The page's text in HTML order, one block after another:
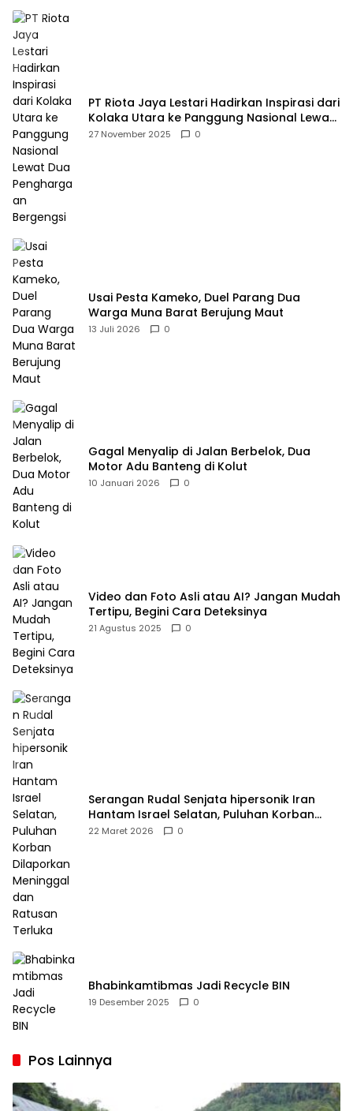
PT Riota Jaya Lestari Hadirkan Inspirasi dari
Kolaka Utara ke Panggung Nasional Lewat
Dua Penghargaan Bergengsi
27 November 2025 0
Usai Pesta Kameko, Duel Parang Dua
Warga Muna Barat Berujung Maut
13 Juli 2026 0
Gagal Menyalip di Jalan Berbelok, Dua
Motor Adu Banteng di Kolut
10 Januari 2026 0
Video dan Foto Asli atau AI? Jangan Mudah
Tertipu, Begini Cara Deteksinya
21 Agustus 2025 0
Serangan Rudal Senjata hipersonik Iran
Hantam Israel Selatan, Puluhan Korban
Dilaporkan Meninggal dan Ratusan Terluka
22 Maret 2026 0
Bhabinkamtibmas Jadi Recycle BIN
19 Desember 2025 0
Pos Lainnya